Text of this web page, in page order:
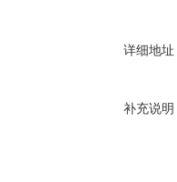
详细地址
补充说明